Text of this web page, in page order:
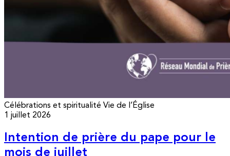
Célébrations et spiritualité Vie de l’Église
1 juillet 2026
Intention de prière du pape pour le
mois de juillet